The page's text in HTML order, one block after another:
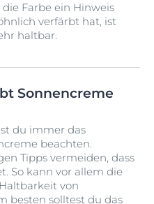
Farbe ein Hinweis
verfärbt hat, ist
haltbar.
Sonnencreme
du immer das
beachten.
Tipps vermeiden, dass
So kann vor allem die
von
besten solltest du das